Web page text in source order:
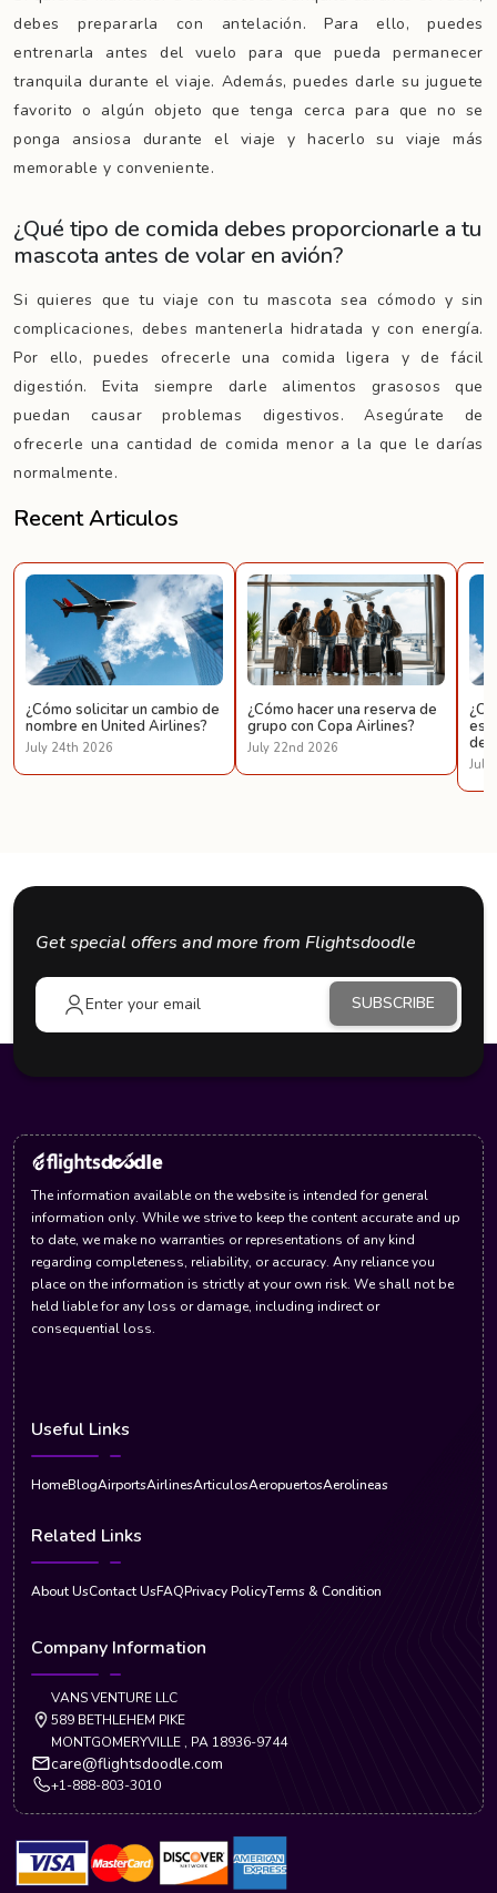
debes prepararla con antelación. Para ello, puedes
entrenarla antes del vuelo para que pueda permanecer
tranquila durante el viaje. Además, puedes darle su juguete
favorito o algún objeto que tenga cerca para que no se
ponga ansiosa durante el viaje y hacerlo su viaje más
memorable y conveniente.
¿Qué tipo de comida debes proporcionarle a tu
mascota antes de volar en avión?
Si quieres que tu viaje con tu mascota sea cómodo y sin
complicaciones, debes mantenerla hidratada y con energía.
Por ello, puedes ofrecerle una comida ligera y de fácil
digestión. Evita siempre darle alimentos grasosos que
puedan causar problemas digestivos. Asegúrate de
ofrecerle una cantidad de comida menor a la que le darías
normalmente.
Recent Articulos
¿Cómo solicitar un cambio de
nombre en United Airlines?
July 24th 2026
¿Cómo hacer una reserva de
grupo con Copa Airlines?
July 22nd 2026
de
July
Get special offers and more from Flightsdoodle
SUBSCRIBE
The information available on the website is intended for general
information only. While we strive to keep the content accurate and up
to date, we make no warranties or representations of any kind
regarding completeness, reliability, or accuracy. Any reliance you
place on the information is strictly at your own risk. We shall not be
held liable for any loss or damage, including indirect or
consequential loss.
Useful Links
HomeBlogAirportsAirlinesArticulosAeropuertosAerolineas
Related Links
About UsContact UsFAQPrivacy PolicyTerms & Condition
Company Information
VANS VENTURE LLC
589 BETHLEHEM PIKE
MONTGOMERYVILLE , PA 18936-9744
care@flightsdoodle.com
+1-888-803-3010